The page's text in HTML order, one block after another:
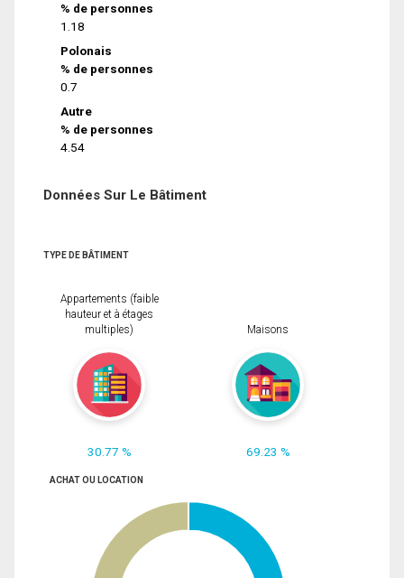
% de personnes
1.18
Polonais
% de personnes
0.7
Autre
% de personnes
4.54
Données Sur Le Bâtiment
TYPE DE BÂTIMENT
Appartements (faible
hauteur et à étages
multiples)
30.77 %
Maisons
69.23 %
ACHAT OU LOCATION